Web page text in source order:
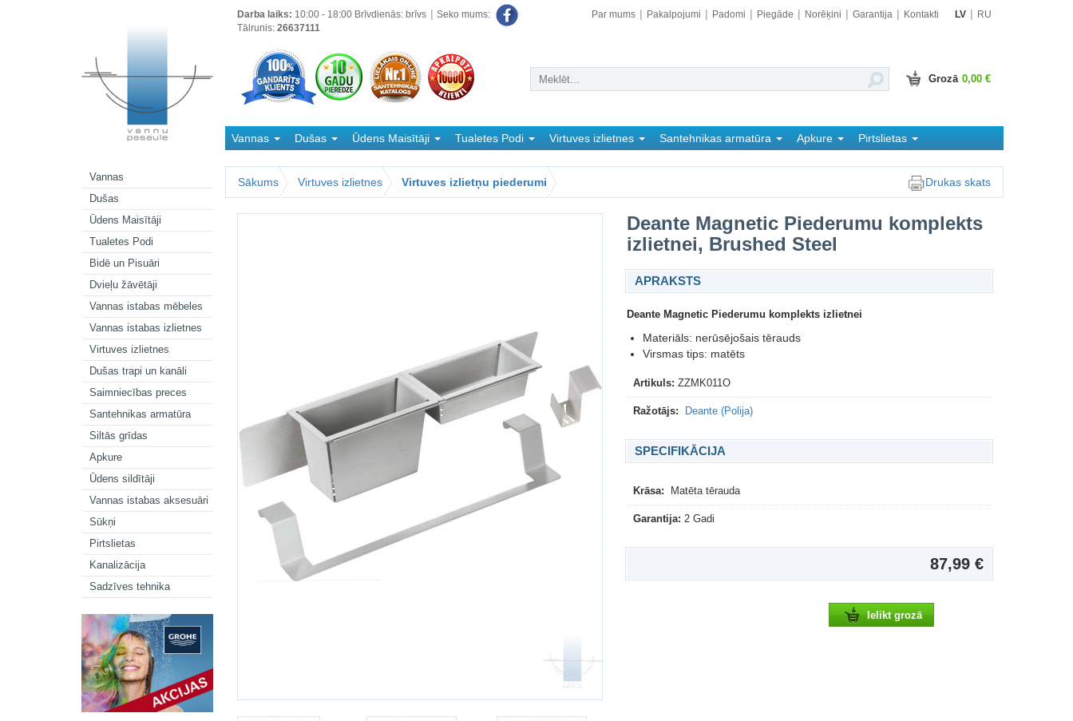
Vannas
Dušas
Ūdens Maisītāji
Tualetes Podi
Bidē un Pisuāri
Dvieļu žāvētāji
Vannas istabas mēbeles
Vannas istabas izlietnes
Virtuves izlietnes
Dušas trapi un kanāli
Saimniecības preces
Santehnikas armatūra
Siltās grīdas
Apkure
Ūdens sildītāji
Vannas istabas aksesuāri
Sūkņi
Pirtslietas
Kanalizācija
Sadzīves tehnika
Darba laiks: 10:00 - 18:00 Brīvdienās: brīvs
Tālrunis: 26637111
Seko mums: Par mums Pakalpojumi Padomi Piegāde Norēķini Garantija Kontakti LV RU
Grozā 0,00 €
Vannas Dušas Ūdens Maisītāji Tualetes Podi Virtuves izlietnes Santehnikas armatūra Apkure
Pirtslietas
Sākums
Virtuves izlietnes Virtuves izlietņu piederumi Drukas skats
Deante Magnetic Piederumu komplekts
izlietnei, Brushed Steel
APRAKSTS
Deante Magnetic Piederumu komplekts izlietnei
Materiāls: nerūsējošais tērauds
Virsmas tips: matēts
Artikuls: ZZMK011O
Ražotājs: Deante (Polija)
SPECIFIKĀCIJA
Krāsa: Matēta tērauda
Garantija: 2 Gadi
87,99 €
Ielikt grozā